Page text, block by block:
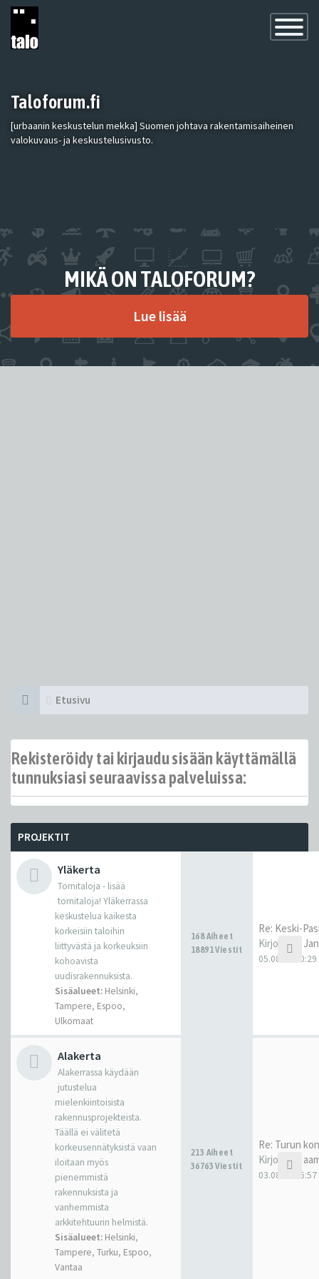
Toggle
Taloforum.fi
[urbaanin keskustelun mekka] Suomen johtava rakentamisaiheinen
valokuvaus- ja keskustelusivusto.
MIKÄ ON TALOFORUM?
Lue lisää
Etusivu
Rekisteröidy tai kirjaudu sisään käyttämällä
tunnuksiasi seuraavissa palveluissa:
PROJEKTIT
Yläkerta
Tornitaloja - lisää
tornitaloja! Yläkerrassa
keskustelua kaikesta
korkeisiin taloihin
liittyvästä ja korkeuksiin
kohoavista
uudisrakennuksista.
Sisäalueet: Helsinki,
Tampere, Espoo,
Ulkomaat
168 Aiheet
18891 Viestit
Re: Keski-
Kirjoittaja
05.08.26 20:29
Alakerta
Alakerrassa käydään
jutustelua
mielenkiintoisista
rakennusprojekteista.
Täällä ei välitetä
korkeusennätyksistä vaan
iloitaan myös
pienemmistä
rakennuksista ja
vanhemmista
arkkitehtuurin helmistä.
Sisäalueet: Helsinki,
Tampere, Turku, Espoo,
Vantaa
213 Aiheet
36763 Viestit
Re: Turun
Kirjoittaja
03.08.26 16:57